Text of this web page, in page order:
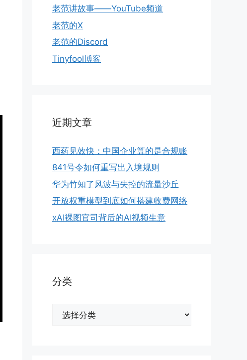
老范讲故事——YouTube频道
老范的X
老范的Discord
Tinyfool博客
近期文章
西药见效快：中国企业算的是合规账
841号令如何重写出入境规则
华为竹知了风波与失控的流量沙丘
开放权重模型到底如何搭建收费网络
xAI裸图官司背后的AI视频生意
分类